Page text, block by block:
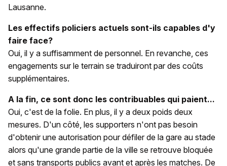
Lausanne.
Les effectifs policiers actuels sont-ils capables d'y
faire face?
Oui, il y a suffisamment de personnel. En revanche, ces
engagements sur le terrain se traduiront par des coûts
supplémentaires.
A la fin, ce sont donc les contribuables qui paient...
Oui, c'est de la folie. En plus, il y a deux poids deux
mesures. D'un côté, les supporters n'ont pas besoin
d'obtenir une autorisation pour défiler de la gare au stade
alors qu'une grande partie de la ville se retrouve bloquée
et sans transports publics avant et après les matches. De